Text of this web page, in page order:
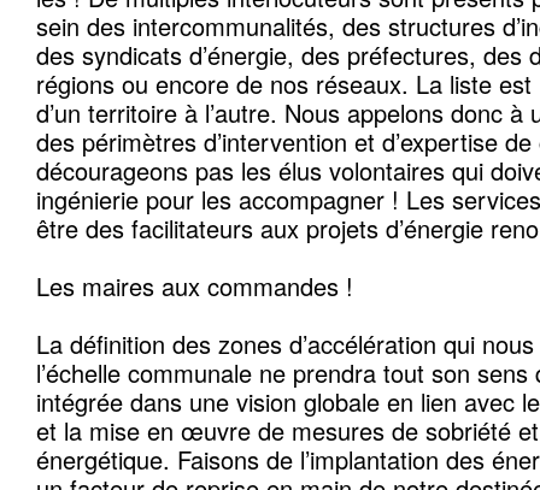
sein des intercommunalités, des structures
des syndicats d’énergie, des préfectures, des
régions ou encore de nos réseaux. La liste
d’un territoire à l’autre. Nous appelons donc à
des périmètres d’intervention et d’expertise
décourageons pas les élus volontaires qui
ingénierie pour les accompagner ! Les
être des facilitateurs aux projets d’énergie
Les maires aux commandes !
La définition des zones d’accélération qui
l’échelle communale ne prendra tout son sens
intégrée dans une vision globale en lien avec
et la mise en œuvre de mesures de sobriété et
énergétique. Faisons de l’implantation des